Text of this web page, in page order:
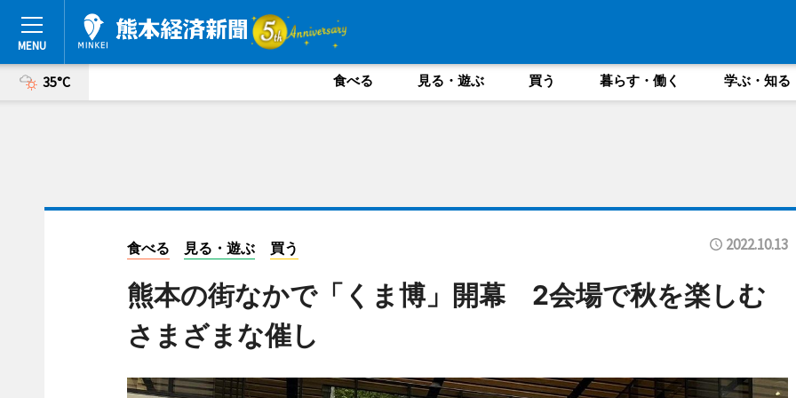
35°C 食べる 見る・遊ぶ 買う 暮らす・働く 学ぶ・知る
食べる 見る・遊ぶ 買う 2022.10.13
熊本の街なかで「くま博」開幕 2会場で秋を楽しむ
さまざまな催し